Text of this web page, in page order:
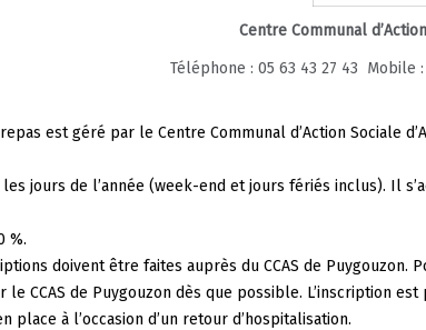
Centre Communal
Téléphone : 05 63 43 27 43 Mobile
est géré par le Centre Communal d’Action
jours de l’année (week-end et jours fériés inclus). Il
%.
doivent être faites auprès du CCAS de
CCAS de Puygouzon dès que possible. L’inscription
place à l’occasion d’un retour d’hospitalisation.